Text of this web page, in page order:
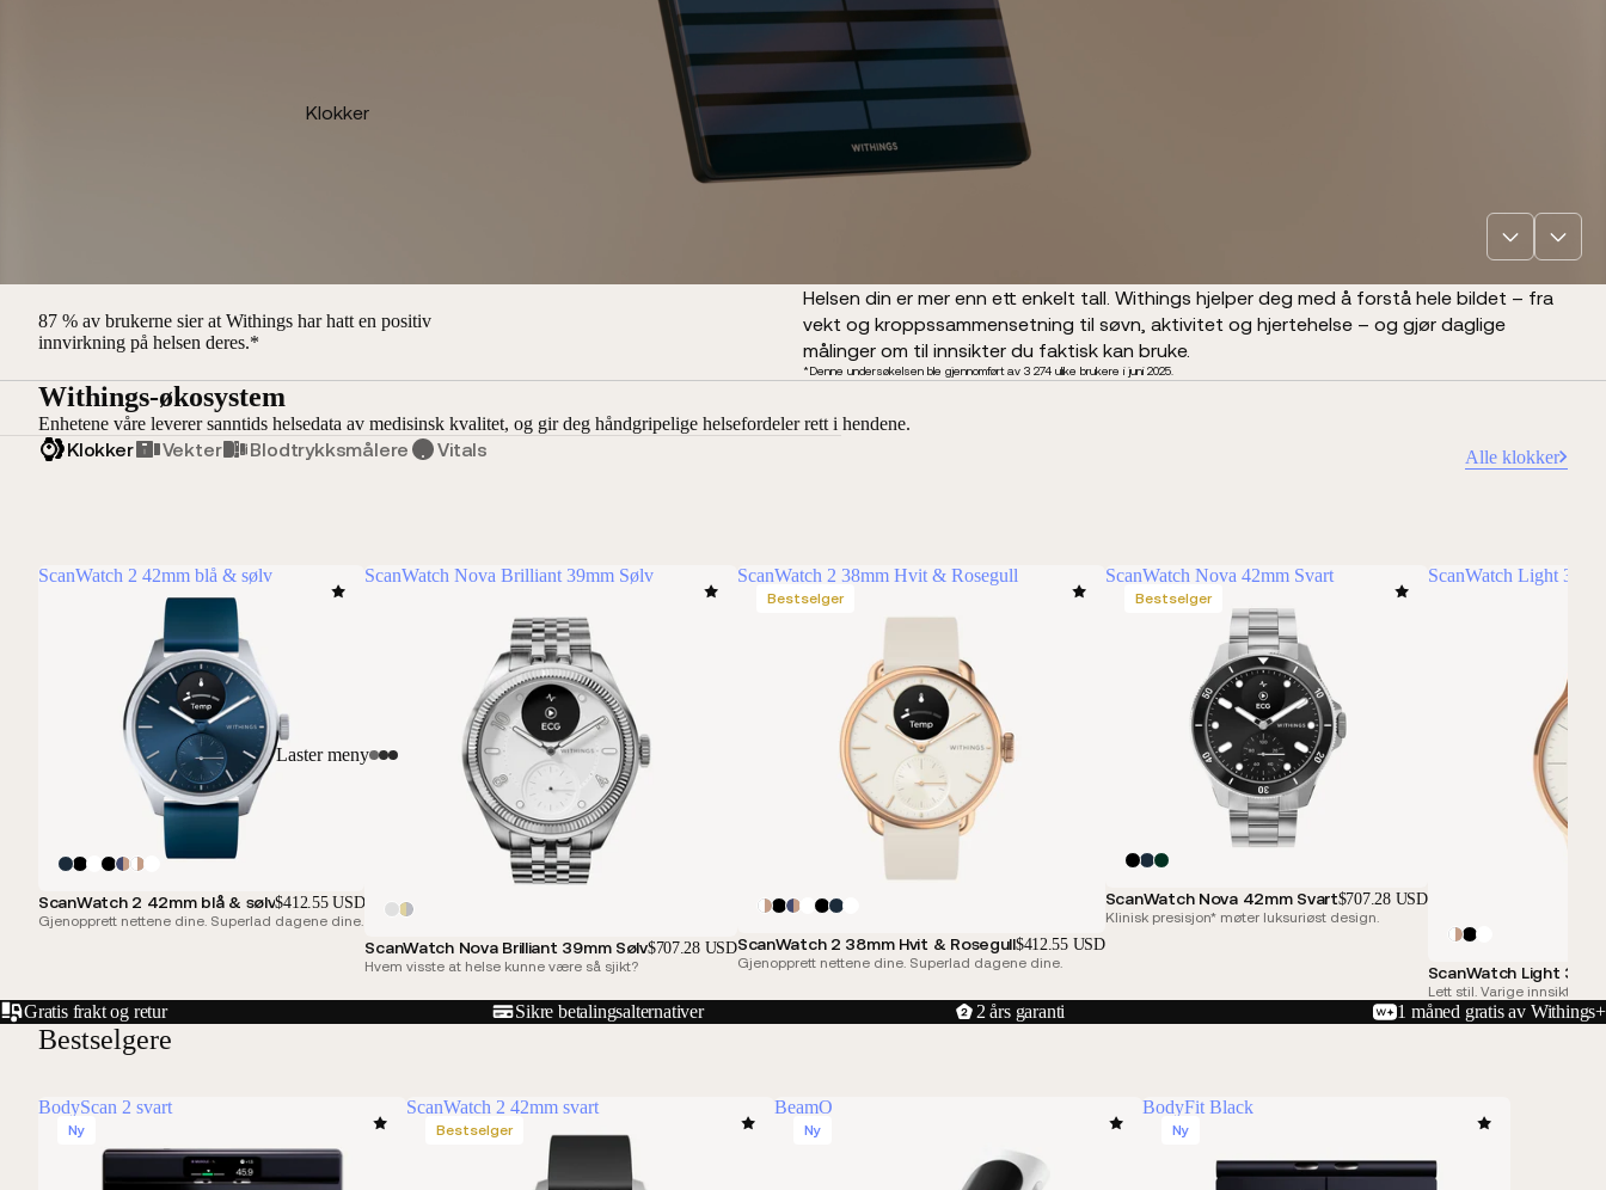
Klokker
Laster meny
87 % av brukerne sier at Withings har hatt en positiv
innvirkning på helsen deres.*
Helsen din er mer enn ett enkelt tall. Withings hjelper deg med å forstå hele bildet – fra
vekt og kroppssammensetning til søvn, aktivitet og hjertehelse – og gjør daglige
målinger om til innsikter du faktisk kan bruke.
*Denne undersøkelsen ble gjennomført av 3 274 ulike brukere i juni 2025.
Withings-økosystem
Enhetene våre leverer sanntids helsedata av medisinsk kvalitet, og gir deg håndgripelige helsefordeler rett i hendene.
Klokker Vekter Blodtrykksmålere Vitals Alle klokker
ScanWatch 2 42mm blå & sølv
ScanWatch 2 42mm blå & sølv$412.55 USD
Gjenopprett nettene dine. Superlad dagene dine.
ScanWatch Nova Brilliant 39mm Sølv
ScanWatch Nova Brilliant 39mm Sølv$707.28 USD
Hvem visste at helse kunne være så sjikt?
ScanWatch 2 38mm Hvit & Rosegull
Bestselger
ScanWatch 2 38mm Hvit & Rosegull$412.55 USD
Gjenopprett nettene dine. Superlad dagene dine.
ScanWatch Nova 42mm Svart
Bestselger
ScanWatch Nova 42mm Svart$707.28 USD
Klinisk presisjon* møter luksuriøst design.
ScanWatch Light
ScanWatch Light
Lett stil. Varige innsikter.
Gratis frakt og retur Sikre betalingsalternativer 2 års garanti 1 måned gratis av Withings+
Bestselgere
BodyScan 2 svart
Ny
ScanWatch 2 42mm svart
Bestselger
BeamO
Ny
BodyFit Black
Ny